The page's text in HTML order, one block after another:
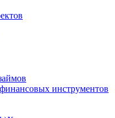
инструментов